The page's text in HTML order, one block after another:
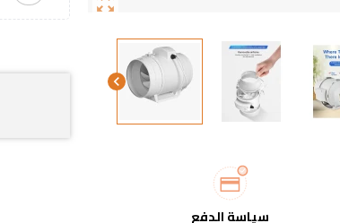
chevron_left
سياسة الدفع